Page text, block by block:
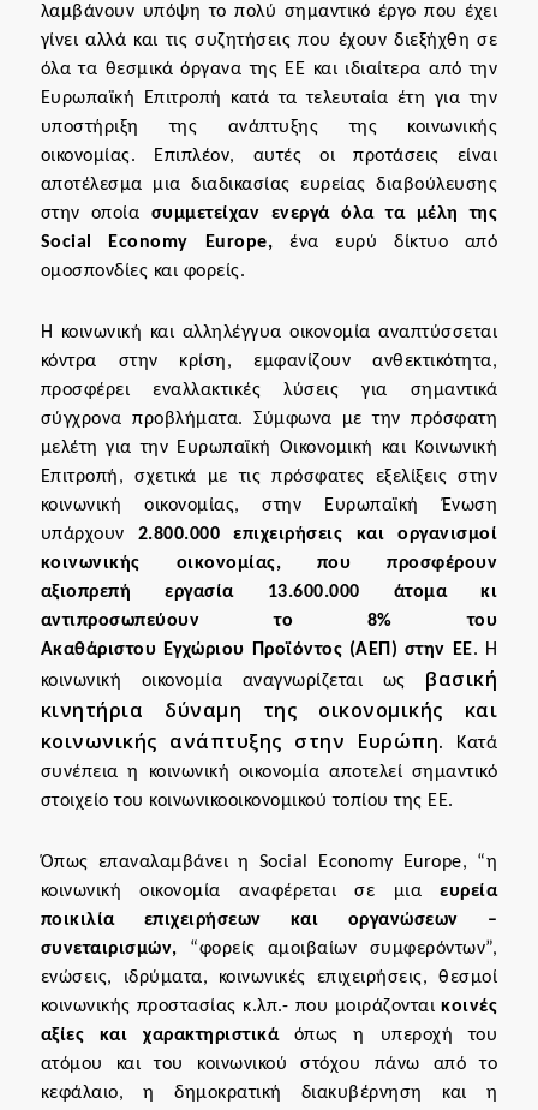
λαμβάνουν υπόψη το πολύ σημαντικό έργο που έχει
γίνει αλλά και τις συζητήσεις που έχουν διεξήχθη σε
όλα τα θεσμικά όργανα της ΕΕ και ιδιαίτερα από την
Ευρωπαϊκή Επιτροπή κατά τα τελευταία έτη για την
υποστήριξη της ανάπτυξης της κοινωνικής
οικονομίας. Επιπλέον, αυτές οι προτάσεις είναι
αποτέλεσμα μια διαδικασίας ευρείας διαβούλευσης
στην οποία συμμετείχαν ενεργά όλα τα μέλη της
Social Economy Europe, ένα ευρύ δίκτυο από
ομοσπονδίες και φορείς.
Η κοινωνική και αλληλέγγυα οικονομία αναπτύσσεται
κόντρα στην κρίση, εμφανίζουν ανθεκτικότητα,
προσφέρει εναλλακτικές λύσεις για σημαντικά
σύγχρονα προβλήματα. Σύμφωνα με την πρόσφατη
μελέτη για την Ευρωπαϊκή Οικονομική και Κοινωνική
Επιτροπή,σχετικά με τις πρόσφατες εξελίξεις στην
κοινωνική οικονομίας, στην Ευρωπαϊκή Ένωση
υπάρχουν 2.800.000 επιχειρήσεις και οργανισμοί
κοινωνικής οικονομίας, που προσφέρουν
αξιοπρεπή εργασία 13.600.000 άτομα κι
αντιπροσωπεύουν το 8% του
Ακαθάριστου Εγχώριου Προϊόντος (ΑΕΠ) στην ΕΕ. Η
κοινωνική οικονομία αναγνωρίζεται ως βασική
κινητήρια δύναμη της οικονομικής και
κοινωνικής ανάπτυξης στην Ευρώπη.
Κατά
συνέπειαη κοινωνική οικονομία αποτελεί σημαντικό
στοιχείο του κοινωνικοοικονομικού τοπίου της ΕΕ.
Όπως επαναλαμβάνει η Social Economy Europe, “η
κοινωνική οικονομία αναφέρεται σε μιαευρεία
ποικιλία επιχειρήσεων και οργανώσεων
–
συνεταιρισμών, “φορείς αμοιβαίων συμφερόντων”,
ενώσεις, ιδρύματα, κοινωνικές επιχειρήσεις, θεσμοί
κοινωνικής προστασίας κ.λπ.- που μοιράζονταικοινές
αξίες και χαρακτηριστικάόπως η υπεροχή του
ατόμου και του κοινωνικού στόχου πάνω από το
κεφάλαιο, η δημοκρατική διακυβέρνηση και η